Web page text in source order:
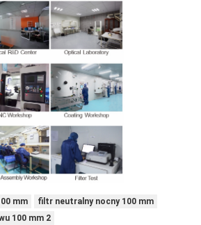
mm
filtr neutralny nocny 100 mm
100 mm 2